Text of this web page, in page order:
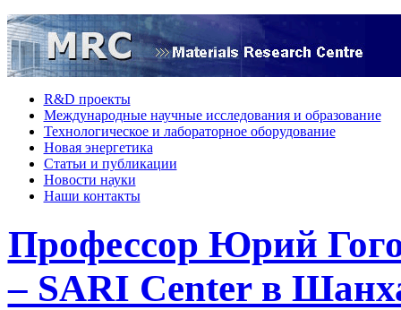
R&D проекты
Международные научные исследования и образование
Технологическое и лабораторное оборудование
Hовая энергетика
Статьи и публикации
Новости науки
Наши контакты
Профессор Юрий
– SARI Center в